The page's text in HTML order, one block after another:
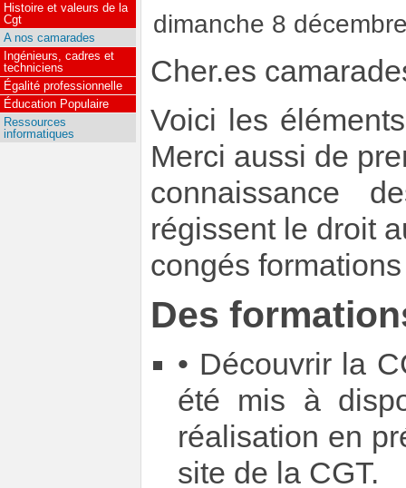
dimanche 8
Cher.es
Voici les
Merci aussi de
connaissance
régissent le droit
congés
Des
• Découvrir la
été mis à
réalisation en
site de la CGT.
Histoire et valeurs de la
Cgt
A nos camarades
Ingénieurs, cadres et
techniciens
Égalité professionnelle
Éducation Populaire
Ressources
informatiques